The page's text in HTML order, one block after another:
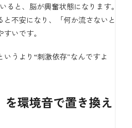
ると、脳が興奮状態になります。
と不安になり、「何か流さないと
いです。
うより“刺激依存”なんですよ
を環境音で置き換え